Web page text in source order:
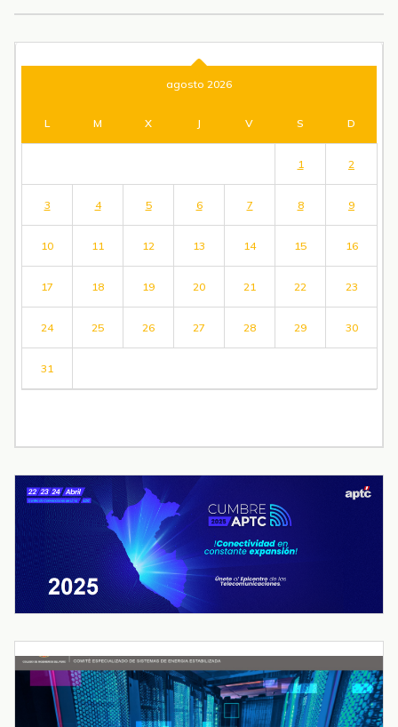
agosto 2026
L M X J V S D
1 2
3 4 5 6 7 8 9
10 11 12 13 14 15 16
17 18 19 20 21 22 23
24 25 26 27 28 29 30
31